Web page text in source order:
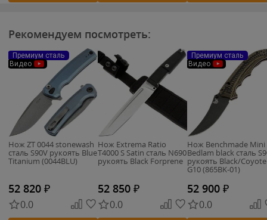
Рекомендуем посмотреть:
Премиум сталь
Видео
Нож ZT 0044 stonewash
сталь S90V рукоять Blue
Titanium (0044BLU)
52 820 ₽
0.0
Нож Extrema Ratio
T4000 S Satin сталь N690
рукоять Black Forprene
52 850 ₽
0.0
Премиум сталь
Видео
Нож Benchmade Mini
Bedlam black сталь
рукоять Black/Coyote
G10 (865BK-01)
52 900 ₽
0.0